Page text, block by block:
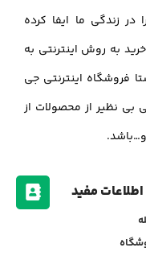
زندگی ما ایفا کرده
به روش اینترنتی به
فروشگاه اینترنتی جی
بی نظیر از محصولات از
اطلاعات مفید